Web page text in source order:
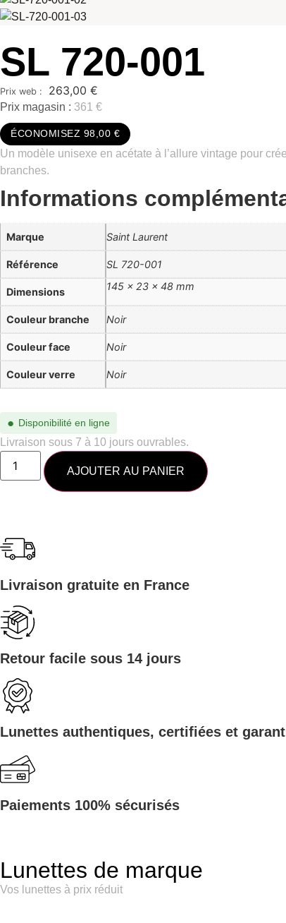
SL 720-001
263,00 €
Prix magasin : 361 €
ÉCONOMISEZ 98,00 €
Un modèle unisexe en acétate à l’allure vintage pour
branches.
Informations
Référence SL 720-001
Dimensions 145 × 23 × 48 mm
Couleur branche Noir
Couleur face Noir
Couleur verre Noir
Marque Saint Laurent
● Disponibilité en ligne
Livraison sous 7 à 10 jours ouvrables.
AJOUTER AU PANIER
Livraison gratuite en France
Retour facile sous 14 jours
Lunettes authentiques, certifiées et
Paiements 100% sécurisés
Lunettes de marque
Vos lunettes à prix réduit